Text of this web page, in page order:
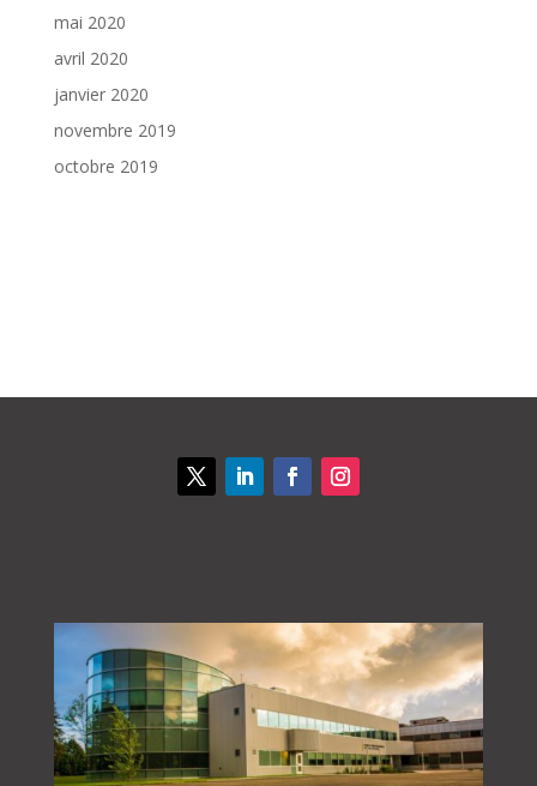
mai 2020
avril 2020
janvier 2020
novembre 2019
octobre 2019